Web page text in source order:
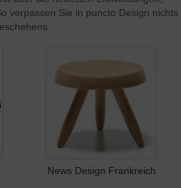
verpassen Sie in puncto Design nichts
News Design Frankreich